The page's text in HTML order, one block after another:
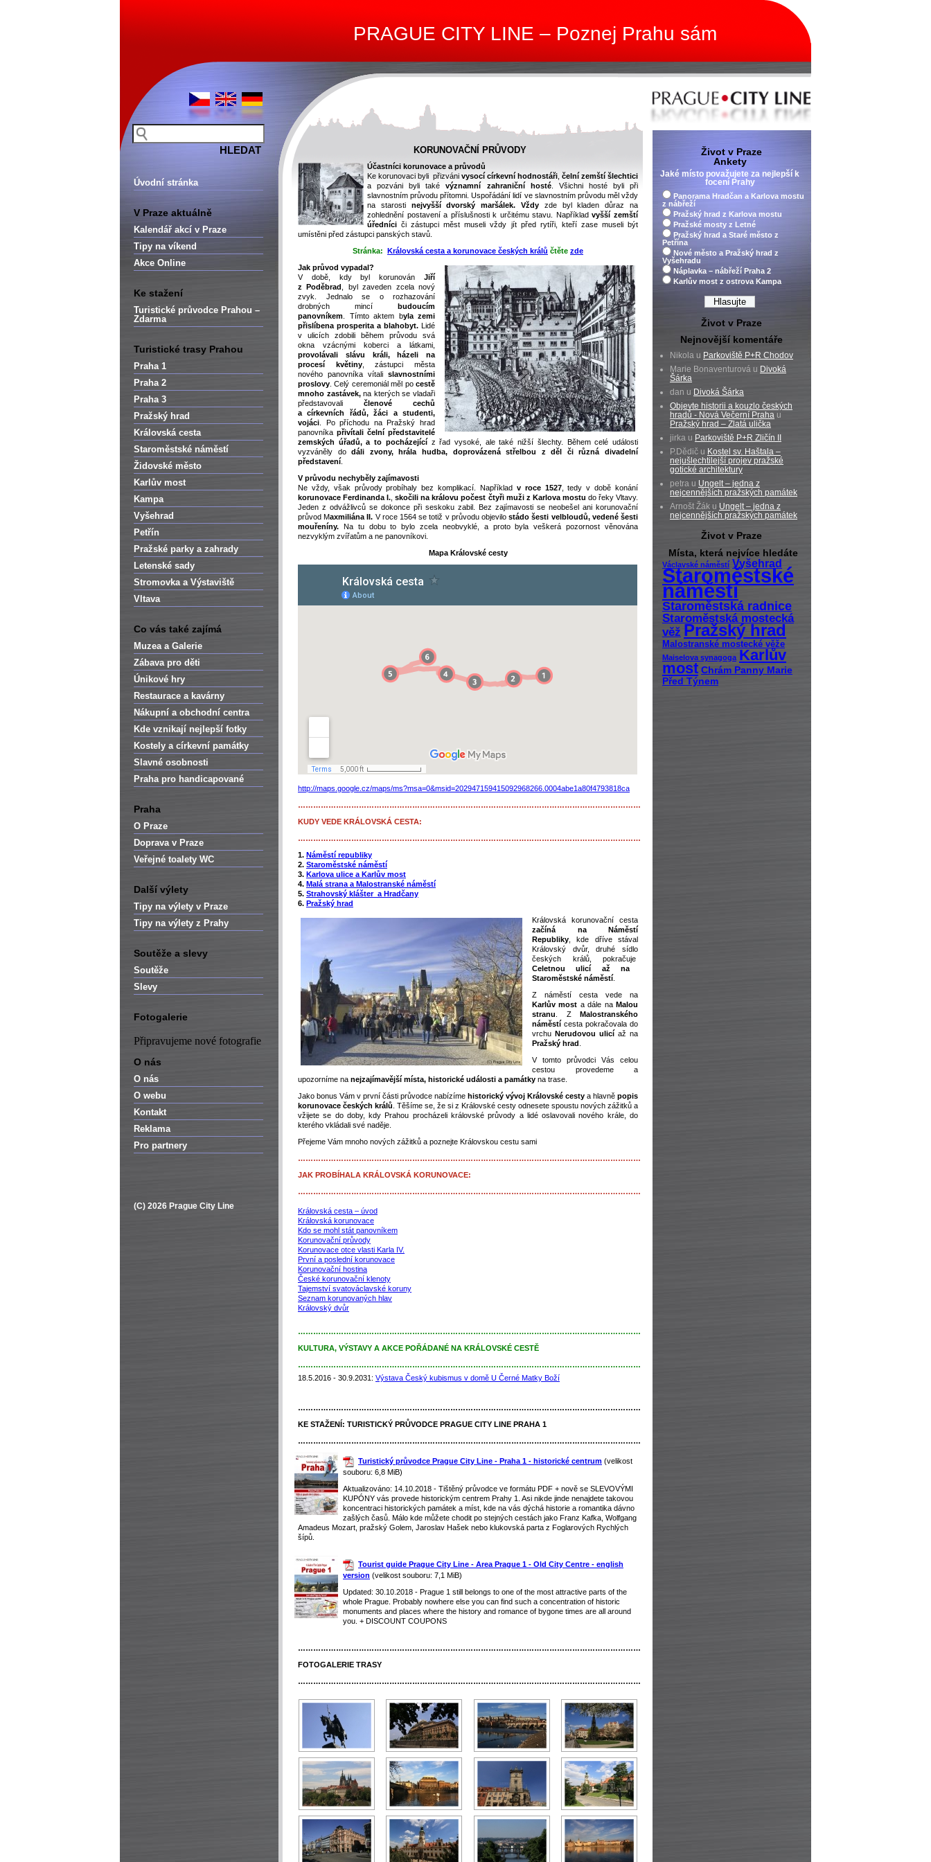
PRAGUE CITY LINE – Poznej Prahu sám
Úvodní stránka
V Praze aktuálně
Kalendář akcí v Praze
Tipy na víkend
Akce Online
Ke stažení
Turistické průvodce Prahou –
Zdarma
Turistické trasy Prahou
Praha 1
Praha 2
Praha 3
Pražský hrad
Královská cesta
Staroměstské náměstí
Židovské město
Karlův most
Kampa
Vyšehrad
Petřín
Pražské parky a zahrady
Letenské sady
Stromovka a Výstaviště
Vltava
Co vás také zajímá
Muzea a Galerie
Zábava pro děti
Únikové hry
Restaurace a kavárny
Nákupní a obchodní centra
Kde vznikají nejlepší fotky
Kostely a církevní památky
Slavné osobnosti
Praha pro handicapované
Praha
O Praze
Doprava v Praze
Veřejné toalety WC
Další výlety
Tipy na výlety v Praze
Tipy na výlety z Prahy
Soutěže a slevy
Soutěže
Slevy
Fotogalerie
Připravujeme nové fotografie
O nás
O nás
O webu
Kontakt
Reklama
Pro partnery
(C) 2026 Prague City Line
KORUNOVAČNÍ PRŮVODY
Účastníci korunovace a průvodů
Ke korunovaci byli přizváni vysocí církevní hodnostáři čelní zemští šlechtici
a pozváni byli takévýznamní zahraniční hosté. Všichni hosté byli při
slavnostním průvodu přítomni. Uspořádání lidí ve slavnostním průvodu měl vždy
na starosti nejvyšší dvorský maršálek. Vždy zde byl kladen důraz na
zohlednění postavení a příslušnosti k určitému stavu. Napříkladvyšší zemští
úředníci či zástupci měst museli vždy jít před rytíři, kteří zase museli být
umístěni před zástupci panských stavů.
Stránka: Královská cesta a korunovace českých králů čtěte zde
Jak průvod vypadal?
V době, kdy byl korunován Jiří
z Poděbrad
, byl zaveden zcela nový
zvyk. Jednalo se o rozhazování
drobných mincí budoucím
panovníkem . Tímto aktem byla zemi
přislíbena prosperita a blahobyt. Lidé
v ulicích zdobili během průvodu svá
okna vzácnými koberci a látkami,
provolávali slávu králi, házeli na
procesí květiny, zástupci města
nového panovníka vítali slavnostními
proslovy . Celý ceremoniál měl po cestě
mnoho zastávek,na kterých se vladaři
představovali členové cechů
a církevních řádů, žáci a studenti,
vojáci . Po příchodu na Pražský hrad
panovníka přivítali čelní představitelé
zemských úřadů, a to pocházejícíz řad vysoké, ale také nižší šlechty. Během celé události
vyzváněly dodáli zvony, hrála hudba, doprovázená střelbou z děl či různá divadelní
představení
V průvodu nechyběly zajímavosti
Ne vždy, však průvody probíhaly bez komplikací. Například v roce 1527, tedy v době konání
korunovace Ferdinanda I. ,skočili na královu počest čtyři muži z Karlova mostu do řeky Vltavy.
Jeden z odvážlivců se dokonce při seskoku zabil. Bez zajímavosti se neobešel ani korunovační
průvod Maxmiliána II. V roce 1564 se totiž v průvodu objevilostádo šesti velbloudů, vedené šesti
mouřeníny. Na tu dobu to bylo zcela neobvyklé, a proto byla veškerá pozornost věnována
nezvyklým zvířatům a ne panovníkovi.
Mapa Královské cesty
http://maps.google.cz/maps/ms?msa=0&msid=202947159415092968266.0004abe1a80f4793818ca
………………………………………………………………………………………………………………………
KUDY VEDE KRÁLOVSKÁ CESTA:
………………………………………………………………………………………………………………………
1. Náměstí republiky
2. Staroměstské náměstí
3. Karlova ulice a Karlův most
4. Malá strana a Malostranské náměstí
5. Strahovský klášter a Hradčany
6. Pražský hrad
Královská korunovační cesta
začíná na Náměstí
Republiky , kde dříve stával
Královský dvůr, druhé sídlo
českých králů, pokračuje
Celetnou ulicí až na
Staroměstské náměstí
Z náměstí cesta vede na
Karlův most a dále naMalou
stranu . Z Malostranského
náměstí cesta pokračovala do
vrchu Nerudovou ulicí až na
Pražský hrad
V tomto průvodci Vás celou
cestou provedeme a
upozorníme na nejzajímavější místa, historické události a památky na trase.
Jako bonus Vám v první části průvodce nabízíme historický vývoj Královské cesty a hlavně popis
korunovace českých králů . Těšíme se, že si z Královské cesty odnesete spoustu nových zážitků a
vžijete se do doby, kdy Prahou procházeli královské průvody a lidé oslavovali nového krále, do
kterého vkládali své naděje.
Přejeme Vám mnoho nových zážitků a poznejte Královskou cestu sami
………………………………………………………………………………………………………………………
JAK PROBÍHALA KRÁLOVSKÁ KORUNOVACE:
………………………………………………………………………………………………………………………
Královská cesta – úvod
Královská korunovace
Kdo se mohl stát panovníkem
Korunovační průvody
Korunovace otce vlasti Karla IV.
První a poslední korunovace
Korunovační hostina
České korunovační klenoty
Tajemství svatováclavské koruny
Seznam korunovaných hlav
Královský dvůr
………………………………………………………………………………………………………………………
KULTURA, VÝSTAVY A AKCE POŘÁDANÉ NA KRÁLOVSKÉ CESTĚ
………………………………………………………………………………………………………………………
18.5.2016 - 30.9.2031: Výstava Český kubismus v domě U Černé Matky Boží
………………………………………………………………………………………………………………………
KE STAŽENÍ: TURISTICKÝ PRŮVODCE PRAGUE CITY LINE PRAHA 1
………………………………………………………………………………………………………………………
Turistický průvodce Prague City Line - Praha 1 - historické centrum (velikost
souboru: 6,8 MiB)
Aktualizováno: 14.10.2018 - Tištěný průvodce ve formátu PDF + nově se SLEVOVÝMI
KUPÓNY vás provede historickým centrem Prahy 1. Asi nikde jinde nenajdete takovou
koncentraci historických památek a míst, kde na vás dýchá historie a romantika dávno
zašlých časů. Málo kde můžete chodit po stejných cestách jako Franz Kafka, Wolfgang
Amadeus Mozart, pražský Golem, Jaroslav Hašek nebo klukovská parta z Foglarových Rychlých
šípů.
Tourist guide Prague City Line - Area Prague 1 - Old City Centre - english
version (velikost souboru: 7,1 MiB)
Updated: 30.10.2018 - Prague 1 still belongs to one of the most attractive parts of the
whole Prague. Probably nowhere else you can find such a concentration of historic
monuments and places where the history and romance of bygone times are all around
you. + DISCOUNT COUPONS
………………………………………………………………………………………………………………………
FOTOGALERIE TRASY
………………………………………………………………………………………………………………………
Život v Praze
Ankety
Jaké místo považujete za nejlepší k
focení Prahy
Panorama Hradčan a Karlova mostu
z nábřeží
Pražský hrad z Karlova mostu
Pražské mosty z Letné
Pražský hrad a Staré město z
Petřína
Nové město a Pražský hrad z
Vyšehradu
Náplavka – nábřeží Praha 2
Karlův most z ostrova Kampa
Život v Praze
Nejnovější komentáře
Nikola u Parkoviště P+R Chodov
Marie Bonaventurová u Divoká
Šárka
dan u Divoká Šárka
Objevte historii a kouzlo českých
hradů - Nová Večerní Praha u
Pražský hrad – Zlatá ulička
jirka u Parkoviště P+R Zličín II
P.Dědič u Kostel sv. Haštala –
nejušlechtilejší projev pražské
gotické architektury
petra u Ungelt – jedna z
nejcennějších pražských památek
Arnošt Žák u Ungelt – jedna z
nejcennějších pražských památek
Život v Praze
Místa, která nejvíce hledáte
Václavské náměstí Vyšehrad
Staroměstské
náměstí
Staroměstská radnice
Staroměstská mostecká
věž Pražský hrad
Malostranské mostecké věže
Maiselova synagoga Karlův
most Chrám Panny Marie
Před Týnem